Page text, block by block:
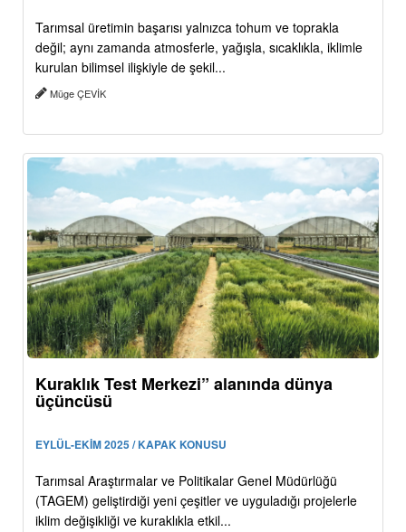
Tarımsal üretimin başarısı yalnızca tohum ve toprakla
değil; aynı zamanda atmosferle, yağışla, sıcaklıkla, iklimle
kurulan bilimsel ilişkiyle de şekil...
Müge ÇEVİK
Kuraklık Test Merkezi” alanında dünya
üçüncüsü
EYLÜL-EKİM 2025 / KAPAK KONUSU
Tarımsal Araştırmalar ve Politikalar Genel Müdürlüğü
(TAGEM) geliştirdiği yeni çeşitler ve uyguladığı projelerle
iklim değişikliği ve kuraklıkla etkil...